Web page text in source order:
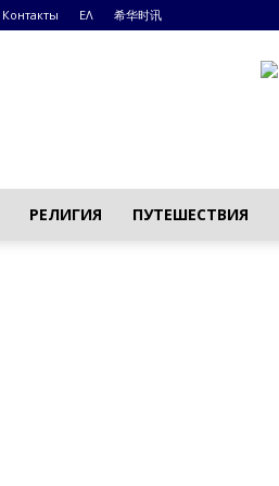
Контакты ΕΛ 希华时讯
РЕЛИГИЯ ПУТЕШЕСТВИЯ